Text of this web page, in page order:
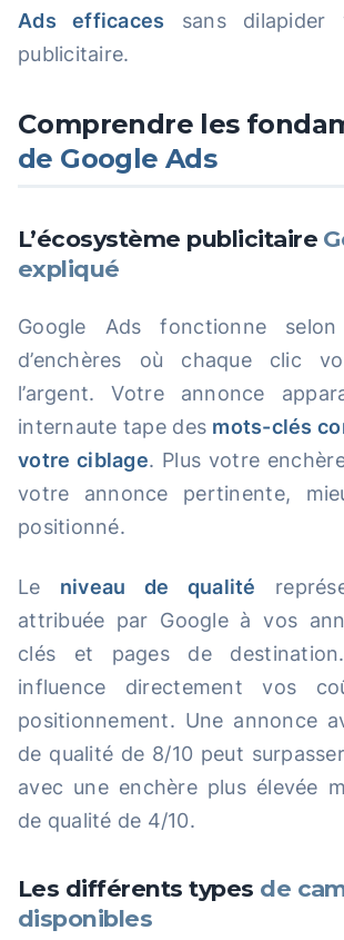
Ads efficaces sans dilapider
publicitaire.
Comprendre les
de Google Ads
L’écosystème publicitaire
expliqué
Google Ads fonctionne
d’enchères où chaque clic
l’argent. Votre annonce
internaute tape des mots-clés
votre ciblage. Plus votre
votre annonce pertinente,
positionné.
Le niveau de qualité
attribuée par Google à vos
clés et pages de
influence directement vos
positionnement. Une annonce
de qualité de 8/10 peut
avec une enchère plus élevée
de qualité de 4/10.
Les différents types de
disponibles